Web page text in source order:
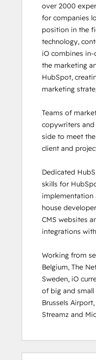
APIs
HubSpot
Messaging
HubSpot CMS
HubSpot
HubSpot
Certification
HubSpot
Certification
HubSpot
HubSpot
HubSpot Sales
HubSpot
HubSpot
Inbound
Inbound
Inbound
Inbound Sales
Marketing Hub
Objectives-
Platform
Revenue
Sales
Sales
Sales Team
Salesforce
over 2000
for companies
position in the
technology,
iO combines
the marketing
HubSpot,
marketing
Teams of
copywriters
side to meet
client and
Dedicated
skills for
implementation
house
CMS websites
integrations
Working from
Belgium, The
Sweden, iO
of big and small
Brussels
Streamz and